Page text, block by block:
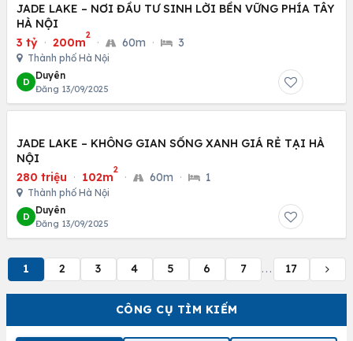
CÔNG CỤ TÌM KIẾM
JADE LAKE – NƠI ĐẦU TƯ SINH LỜI BỀN VỮNG PHÍA TÂY
HÀ NỘI
3 tỷ · 200m
2
· 60m · 3
Thành phố Hà Nội
D
Duyên
Đăng 13/09/2025
JADE LAKE – KHÔNG GIAN SỐNG XANH GIÁ RẺ TẠI HÀ
NỘI
280 triệu · 102m
2
· 60m · 1
Thành phố Hà Nội
D
Duyên
Đăng 13/09/2025
1 2 3 4 5 6 7 ... 17